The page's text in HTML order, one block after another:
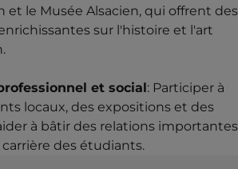
et le Musée Alsacien, qui offrent des
sur l'histoire et l'art
et social: Participer à
locaux, des expositions et des
à bâtir des relations importantes
des étudiants.